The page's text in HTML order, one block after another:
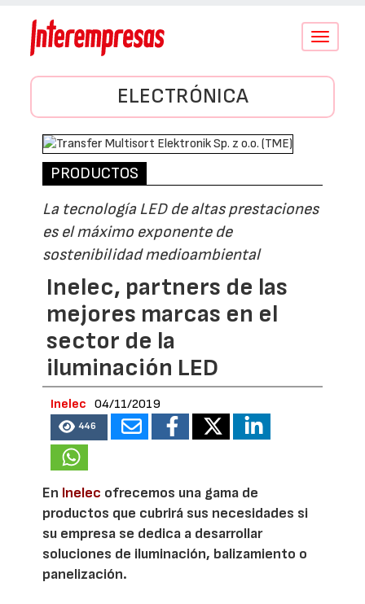
Conmutar
ELECTRÓNICA
PRODUCTOS
La tecnología LED de altas prestaciones
es el máximo exponente de
sostenibilidad medioambiental
Inelec, partners de las
mejores marcas en el
sector de la
iluminación LED
Inelec 04/11/2019
446
En Inelec ofrecemos una gama de
productos que cubrirá sus necesidades si
su empresa se dedica a desarrollar
soluciones de iluminación, balizamiento o
panelización.